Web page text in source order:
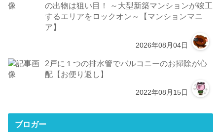
の出物は狙い目！ ～大型新築マンションが竣工
するエリアをロックオン～【マンションマニ
ア】
2026年08月04日
2戸に１つの排水管でバルコニーのお掃除が心
配【お便り返し】
2022年08月15日
ブロガー